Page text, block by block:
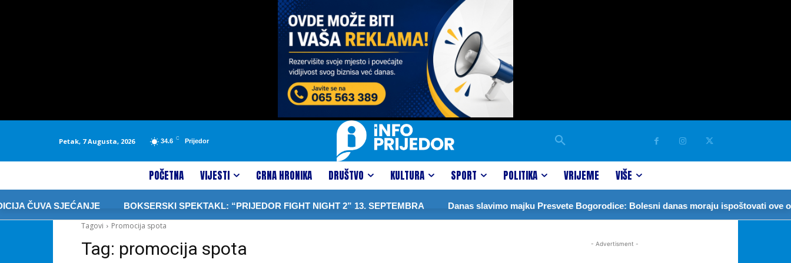
Petak, 7 Augusta, 2026 34.6 C Prijedor
POČETNA VIJESTI CRNA HRONIKA DRUŠTVO KULTURA SPORT POLITIKA VRIJEME VIŠE
ČUVA SJEĆANJE BOKSERSKI SPEKTAKL: “PRIJEDOR FIGHT NIGHT 2” 13. SEPTEMBRA
Danas slavimo majku Presvete Bogorodice: Bolesni danas moraju ispoštovati ove
Tagovi
Promocija spota
Tag: promocija spota - Advertisment -